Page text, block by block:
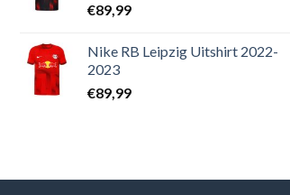
€89,99
Nike RB Leipzig Uitshirt 2022-
2023
€89,99